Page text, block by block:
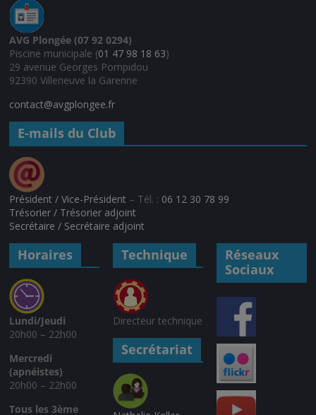
AVG Plongée (07 92 0294)
Piscine municipale (01 47 98 18 63)
29 avenue Georges Pompidou
92390 Villeneuve la Garenne
contact@avgplongee.fr
E-mails du Club
Président / Vice-Président – Tél. : 06 12 30 78 99
Trésorier / Trésorier adjoint
Secrétaire / Secrétaire adjoint
Horaires
Lundi/Jeudi
20h00 – 22h00
Mercredi
(apnéistes)
20h00 – 22h00
Tous les 3ème
Technique
Directeur technique
Secrétariat
Réseaux
Sociaux